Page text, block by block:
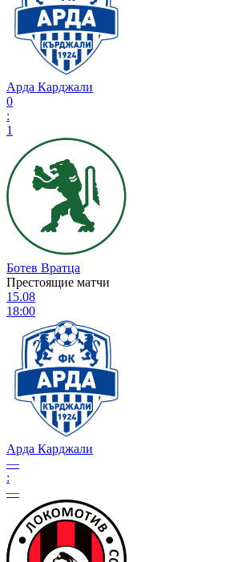
Арда Карджали
0
:
1
Ботев Вратца
Престоящие матчи
15.08
18:00
Арда Карджали
—
:
—